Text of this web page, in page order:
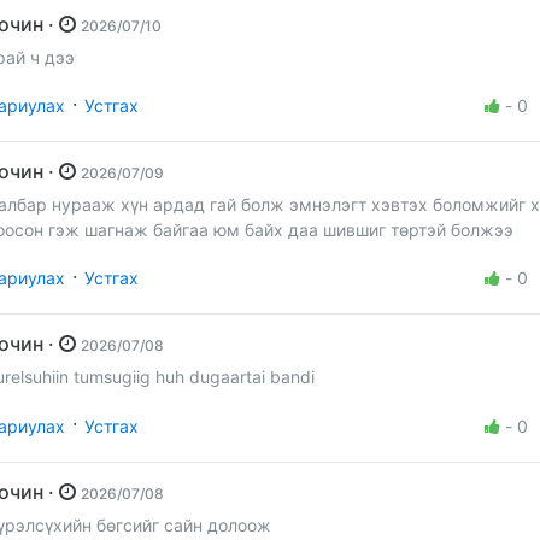
Зочин · 2026/07/10
ч дээ
· Устгах - 0
Зочин · 2026/07/09
нурааж хүн ардад гай болж эмнэлэгт хэвтэх боломжийг
гэж шагнаж байгаа юм байх даа шившиг төртэй болжээ
· Устгах - 0
Зочин · 2026/07/08
tumsugiig huh dugaartai bandi
· Устгах - 0
Зочин · 2026/07/08
бөгсийг сайн долоож